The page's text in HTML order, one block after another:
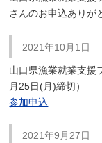
さんのお申込ありが
2021年10月1日
山口県漁業就業支援
月25日(月)締切）
参加申込
2021年9月27日